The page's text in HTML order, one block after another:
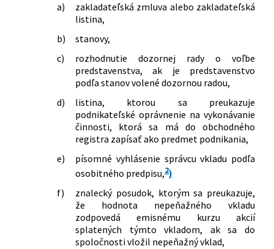
a)
zakladateľská zmluva alebo zakladateľská
listina,
b)
stanovy,
c)
rozhodnutie dozornej rady o voľbe
predstavenstva, ak je predstavenstvo
podľa stanov volené dozornou radou,
d)
listina, ktorou sa preukazuje
podnikateľské oprávnenie na vykonávanie
činnosti, ktorá sa má do obchodného
registra zapísať ako predmet podnikania,
e)
písomné vyhlásenie správcu vkladu podľa
osobitného predpisu,2)
f)
znalecký posudok, ktorým sa preukazuje,
že hodnota nepeňažného vkladu
zodpovedá emisnému kurzu akcií
splatených týmto vkladom, ak sa do
spoločnosti vložil nepeňažný vklad,